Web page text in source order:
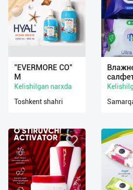
"EVERMORE CO"
М
Kelishilgan narxda
Toshkent shahri